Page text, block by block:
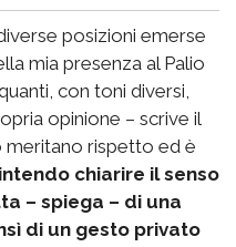
posizioni emerse
mia presenza al Palio
con toni diversi,
opinione – scrive il
meritano rispetto ed è
intendo chiarire il senso
– spiega – di una
di un gesto privato